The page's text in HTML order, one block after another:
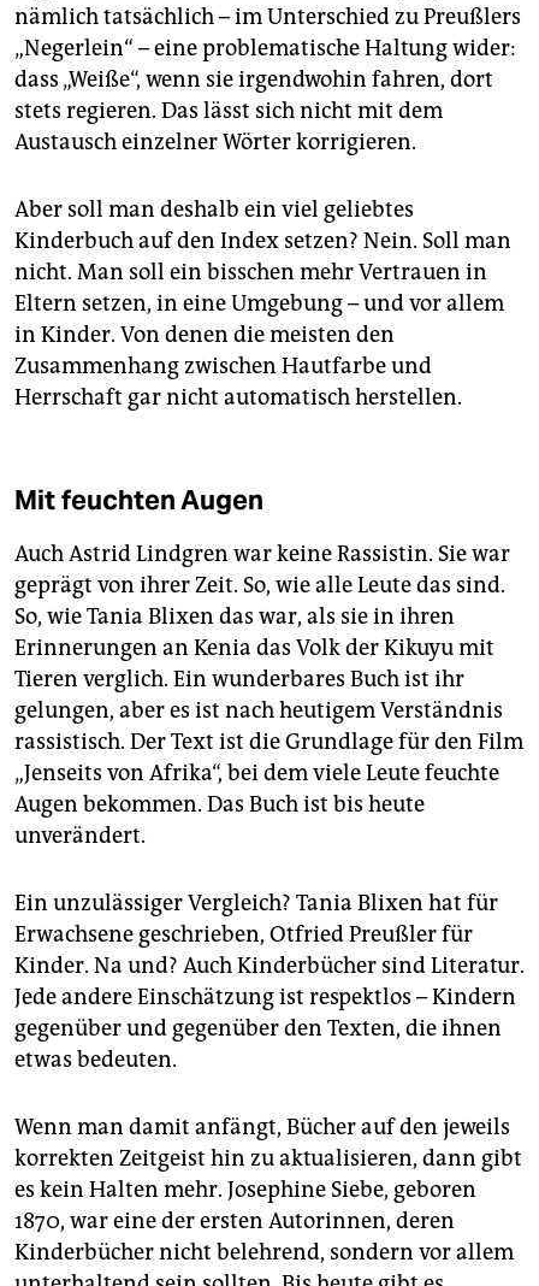
nämlich tatsächlich – im Unterschied zu Preußlers
„Negerlein“ – eine problematische Haltung wider:
dass „Weiße“, wenn sie irgendwohin fahren, dort
stets regieren. Das lässt sich nicht mit dem
Austausch einzelner Wörter korrigieren.
Aber soll man deshalb ein viel geliebtes
Kinderbuch auf den Index setzen? Nein. Soll man
nicht. Man soll ein bisschen mehr Vertrauen in
Eltern setzen, in eine Umgebung – und vor allem
in Kinder. Von denen die meisten den
Zusammenhang zwischen Hautfarbe und
Herrschaft gar nicht automatisch herstellen.
Mit feuchten Augen
Auch Astrid Lindgren war keine Rassistin. Sie war
geprägt von ihrer Zeit. So, wie alle Leute das sind.
So, wie Tania Blixen das war, als sie in ihren
Erinnerungen an Kenia das Volk der Kikuyu mit
Tieren verglich. Ein wunderbares Buch ist ihr
gelungen, aber es ist nach heutigem Verständnis
rassistisch. Der Text ist die Grundlage für den Film
„Jenseits von Afrika“, bei dem viele Leute feuchte
Augen bekommen. Das Buch ist bis heute
unverändert.
Ein unzulässiger Vergleich? Tania Blixen hat für
Erwachsene geschrieben, Otfried Preußler für
Kinder. Na und? Auch Kinderbücher sind Literatur.
Jede andere Einschätzung ist respektlos – Kindern
gegenüber und gegenüber den Texten, die ihnen
etwas bedeuten.
Wenn man damit anfängt, Bücher auf den jeweils
korrekten Zeitgeist hin zu aktualisieren, dann gibt
es kein Halten mehr. Josephine Siebe, geboren
1870, war eine der ersten Autorinnen, deren
Kinderbücher nicht belehrend, sondern vor allem